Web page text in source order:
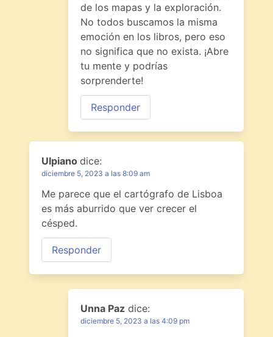
de los mapas y la exploración.
No todos buscamos la misma
emoción en los libros, pero eso
no significa que no exista. ¡Abre
tu mente y podrías
sorprenderte!
Responder
Ulpiano dice:
diciembre 5, 2023 a las 8:09 am
Me parece que el cartógrafo de Lisboa
es más aburrido que ver crecer el
césped.
Responder
Unna Paz dice:
diciembre 5, 2023 a las 4:09 pm